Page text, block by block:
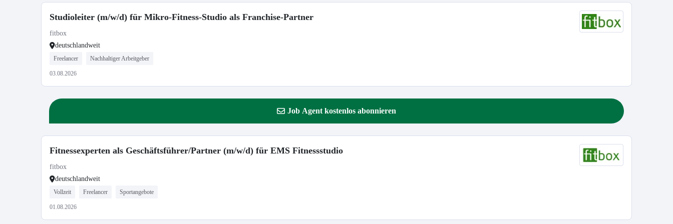
Studioleiter (m/w/d) für Mikro-Fitness-Studio als Franchise-Partner
fitbox
deutschlandweit
Freelancer Nachhaltiger Arbeitgeber
03.08.2026
Job Agent kostenlos abonnieren
Fitnessexperten als Geschäftsführer/Partner (m/w/d) für EMS Fitnessstudio
fitbox
deutschlandweit
Vollzeit Freelancer Sportangebote
01.08.2026